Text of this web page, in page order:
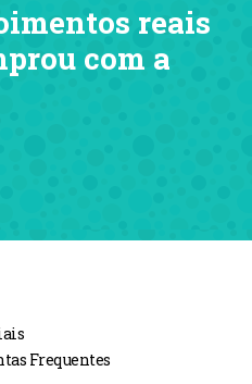
reais
com a
Frequentes